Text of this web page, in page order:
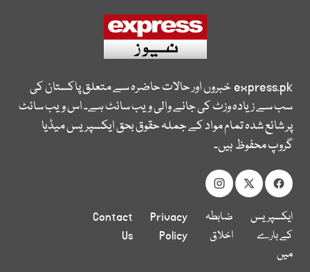
express.pkخبروں اور حالات حاضرہ سے متعلق پاکستان کی
سب سے زیادہ وزٹ کی جانے والی ویب سائٹ ہے۔ اس ویب سائٹ
پر شائع شدہ تمام مواد کے جملہ حقوق بحق ایکسپریس میڈیا
گروپ محفوظ ہیں۔
ایکسپریس
کے بارے
میں
ضابطہ
اخلاق
Privacy
Policy
Contact
Us